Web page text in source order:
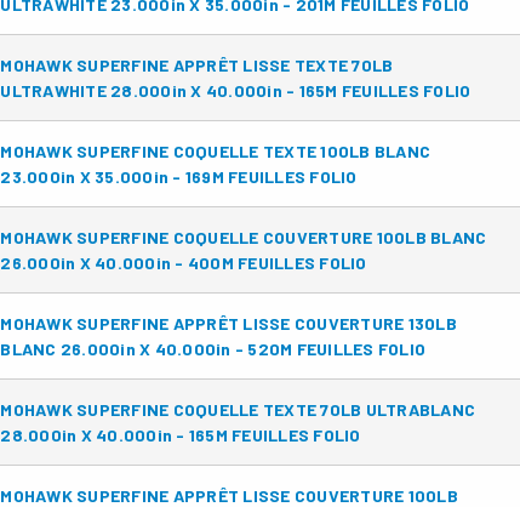
ULTRAWHITE 23.000in X 35.000in - 201M FEUILLES FOLIO
MOHAWK SUPERFINE APPRÊT LISSE TEXTE 70LB
ULTRAWHITE 28.000in X 40.000in - 165M FEUILLES FOLIO
MOHAWK SUPERFINE COQUELLE TEXTE 100LB BLANC
23.000in X 35.000in - 169M FEUILLES FOLIO
MOHAWK SUPERFINE COQUELLE COUVERTURE 100LB BLANC
26.000in X 40.000in - 400M FEUILLES FOLIO
MOHAWK SUPERFINE APPRÊT LISSE COUVERTURE 130LB
BLANC 26.000in X 40.000in - 520M FEUILLES FOLIO
MOHAWK SUPERFINE COQUELLE TEXTE 70LB ULTRABLANC
28.000in X 40.000in - 165M FEUILLES FOLIO
MOHAWK SUPERFINE APPRÊT LISSE COUVERTURE 100LB